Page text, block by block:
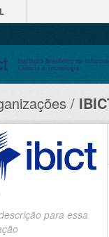
para essa